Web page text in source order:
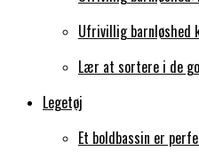
Ufrivillig barnløshed
Lær at sortere i de
Legetøj
Et boldbassin er